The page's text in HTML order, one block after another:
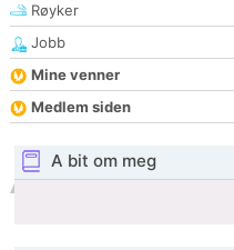
Røyker
Jobb
Mine venner
Medlem siden
A bit om meg